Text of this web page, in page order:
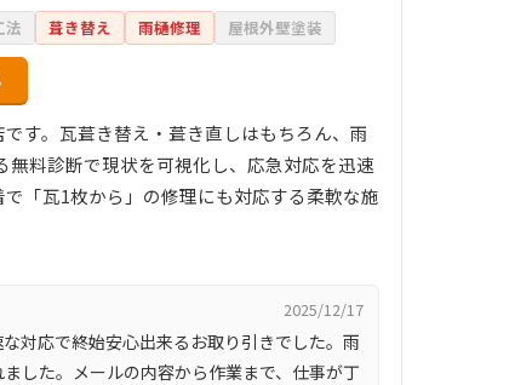
法 葺き替え 雨樋修理 屋根外壁塗装
す。瓦葺き替え・葺き直しはもちろん、雨
料診断で現状を可視化し、応急対応を迅速
「瓦1枚から」の修理にも対応する柔軟な施
2025/12/17
対応で終始安心出来るお取り引きでした。雨
した。メールの内容から作業まで、仕事が丁